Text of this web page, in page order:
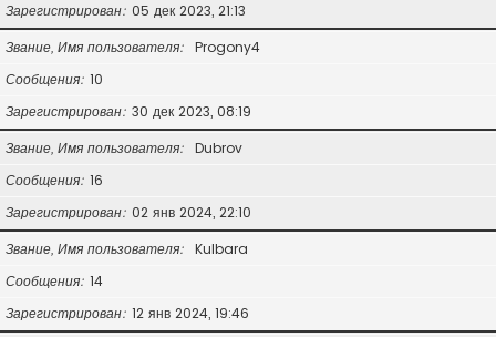
Зарегистрирован 05 дек 2023, 21:13
Звание, Имя пользователя
Progony4
Сообщения 10
Зарегистрирован 30 дек 2023, 08:19
Звание, Имя пользователя
Dubrov
Сообщения 16
Зарегистрирован 02 янв 2024, 22:10
Звание, Имя пользователя
Kulbara
Сообщения 14
Зарегистрирован 12 янв 2024, 19:46